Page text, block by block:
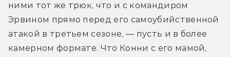
ними тот же трюк, что и с командиром
Эрвином прямо перед его самоубийственной
атакой в третьем сезоне, — пусть и в более
камерном формате. Что Конни с его мамой,